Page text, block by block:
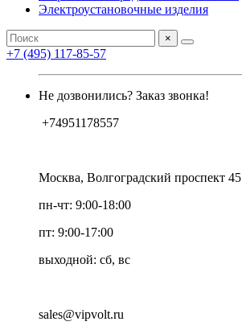
Электроустановочные изделия
×
+7 (495) 117-85-57
Не дозвонились? Заказ звонка!
+74951178557
Москва, Волгоградский проспект 45
пн-чт: 9:00-18:00
пт: 9:00-17:00
выходной: сб, вс
sales@vipvolt.ru